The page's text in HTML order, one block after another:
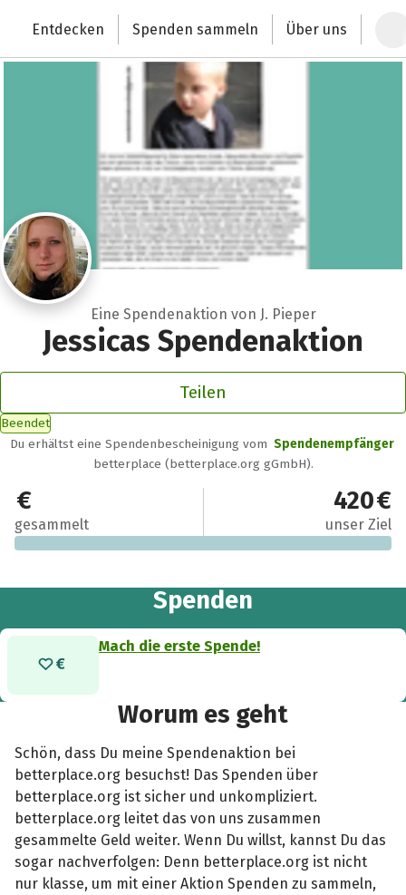
Deutschlands größte Spendenplattform
Entdecken Spenden sammeln Über uns
Eine Spendenaktion von J. Pieper
Jessicas Spendenaktion
Teilen
Beendet
Du erhältst eine Spendenbescheinigung vom Spendenempfänger
betterplace (betterplace.org gGmbH).
0 €
gesammelt
420 €
unser Ziel
Spenden
Mach die erste Spende!
Worum es geht
Schön, dass Du meine Spendenaktion bei
betterplace.org besuchst! Das Spenden über
betterplace.org ist sicher und unkompliziert.
betterplace.org leitet das von uns zusammen
gesammelte Geld weiter. Wenn Du willst, kannst Du das
sogar nachverfolgen: Denn betterplace.org ist nicht
nur klasse, um mit einer Aktion Spenden zu sammeln,